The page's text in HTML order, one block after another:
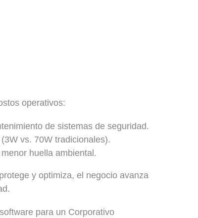
operativos:
de sistemas de seguridad.
vs. 70W tradicionales).
huella ambiental.
y optimiza, el negocio avanza
para un Corporativo